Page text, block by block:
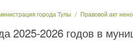
города Тулы Правовой акт
2025-2026 годов в